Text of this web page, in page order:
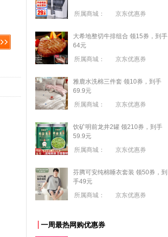
所属商城： 京东优惠券
大希地整切牛排组合 领15券，到手
64元
所属商城：
京东优惠券
雅鹿水洗棉三件套 领10券，到手
69.9元
所属商城：
京东优惠券
饮矿明前龙井2罐 领210券，到手
59.9元
所属商城：
京东优惠券
芬腾可安纯棉睡衣套装 领50券，到
手49元
所属商城：
京东优惠券
一周最热网购优惠券